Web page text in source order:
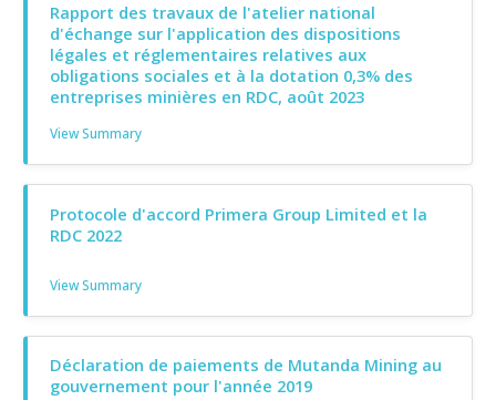
Rapport des travaux de l'atelier national
d'échange sur l'application des dispositions
légales et réglementaires relatives aux
obligations sociales et à la dotation 0,3% des
entreprises minières en RDC, août 2023
View Summary
Protocole d'accord Primera Group Limited et la
RDC 2022
View Summary
Déclaration de paiements de Mutanda Mining au
gouvernement pour l'année 2019